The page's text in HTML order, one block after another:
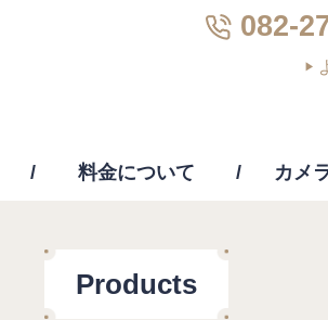
082-
PC修理・修復・復元
料金について カメ
Products